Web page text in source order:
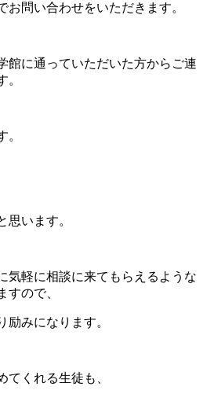
問い合わせをいただきます。
館に通っていただいた方からご連
。
。
思います。
気軽に相談に来てもらえるような
すので、
励みになります。
てくれる生徒も、